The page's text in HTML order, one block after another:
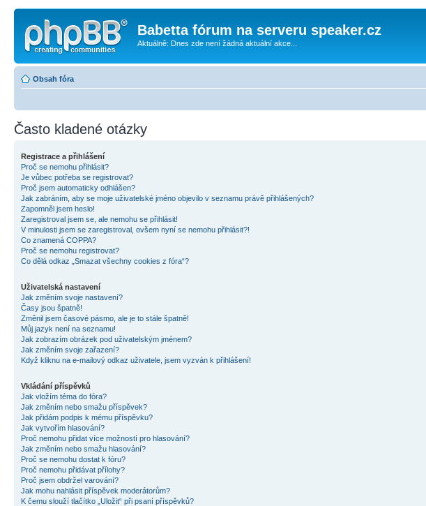
Babetta fórum na serveru speaker.cz
Aktuálně: Dnes zde není žádná aktuální akce...
Obsah fóra
Často kladené otázky
Registrace a přihlášení
Proč se nemohu přihlásit?
Je vůbec potřeba se registrovat?
Proč jsem automaticky odhlášen?
Jak zabráním, aby se moje uživatelské jméno objevilo v seznamu právě přihlášených?
Zapomněl jsem heslo!
Zaregistroval jsem se, ale nemohu se přihlásit!
V minulosti jsem se zaregistroval, ovšem nyní se nemohu přihlásit?!
Co znamená COPPA?
Proč se nemohu registrovat?
Co dělá odkaz „Smazat všechny cookies z fóra“?
Uživatelská nastavení
Jak změním svoje nastavení?
Časy jsou špatně!
Změnil jsem časové pásmo, ale je to stále špatně!
Můj jazyk není na seznamu!
Jak zobrazím obrázek pod uživatelským jménem?
Jak změním svoje zařazení?
Když kliknu na e-mailový odkaz uživatele, jsem vyzván k přihlášení!
Vkládání příspěvků
Jak vložím téma do fóra?
Jak změním nebo smažu příspěvek?
Jak přidám podpis k mému příspěvku?
Jak vytvořím hlasování?
Proč nemohu přidat více možností pro hlasování?
Jak změním nebo smažu hlasování?
Proč se nemohu dostat k fóru?
Proč nemohu přidávat přílohy?
Proč jsem obdržel varování?
Jak mohu nahlásit příspěvek moderátorům?
K čemu slouží tlačítko „Uložit“ při psaní příspěvků?